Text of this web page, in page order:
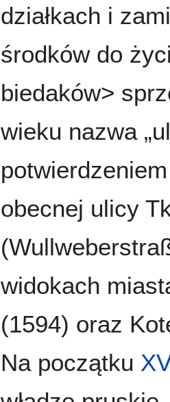
działkach i
środków do
biedaków>
wieku nazwa
obecnej ulicy
widokach
(1594) oraz
Na początku